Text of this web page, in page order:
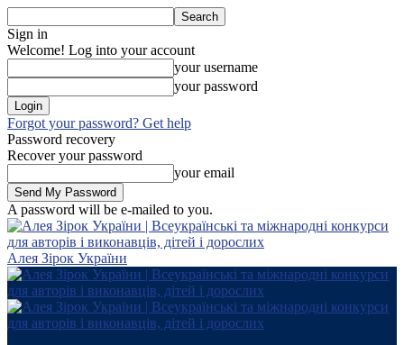
Sign in
Welcome! Log into your account
your username
your password
Forgot your password? Get help
Password recovery
Recover your password
your email
A password will be e-mailed to you.
Алея Зірок України